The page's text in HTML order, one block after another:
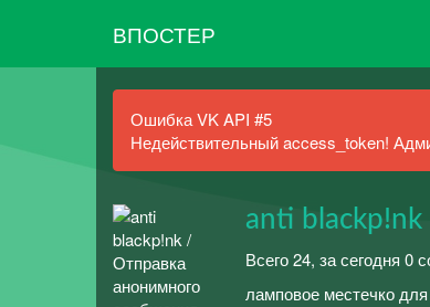
ВПОСТЕР
Ошибка VK API #5
Недействительный access_token!
anti blackp!nk
Всего 24, за сегодня 0
ламповое местечко